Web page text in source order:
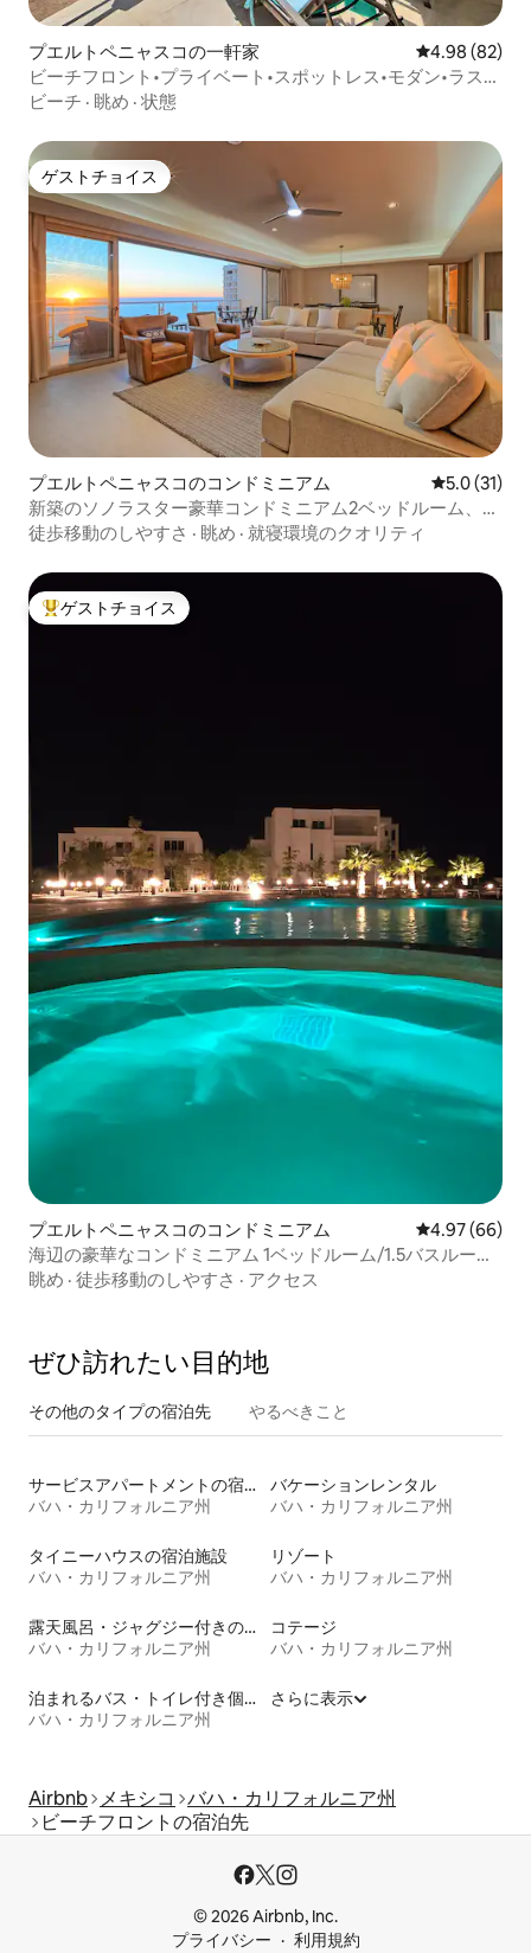
プエルトペニャスコの一軒家 レビュー82
4.98 (82)
ビーチフロント•プライベート•スポットレス•モダン•ラス・
コンチャス
ビーチ · 眺め · 状態
ゲストチョイス
ゲストチョイス
プエルトペニャスコのコンドミニアム レビュー31
5.0 (31)
新築のソノラスター豪華コンドミニアム2ベッドルーム、2
バスルーム
徒歩移動のしやすさ · 眺め · 就寝環境のクオリティ
大好評のゲストチョイスです。
ゲストチョイス
プエルトペニャスコのコンドミニアム レビュー66
4.97 (66)
海辺の豪華なコンドミニアム 1ベッドルーム/1.5バスルーム
のコンドミニアム
眺め · 徒歩移動のしやすさ · アクセス
ぜひ訪⁠れ⁠た⁠い目⁠的⁠地
その他のタ⁠イ⁠プ⁠の宿⁠泊⁠先 やるべきこと
サービスアパートメントの宿泊施設
バハ・カリフォルニア州
バケーションレンタル
バハ・カリフォルニア州
タイニーハウスの宿泊施設
バハ・カリフォルニア州
リゾート
バハ・カリフォルニア州
露天風呂・ジャグジー付きの宿泊施設
バハ・カリフォルニア州
コテージ
バハ・カリフォルニア州
泊まれるバス・トイレ付き個室
バハ・カリフォルニア州
さらに表示
Airbnb メキシコ
バハ・カリフォルニア州
ビーチフロントの宿泊先
© 2026 Airbnb, Inc.
プライバシー
利用規約